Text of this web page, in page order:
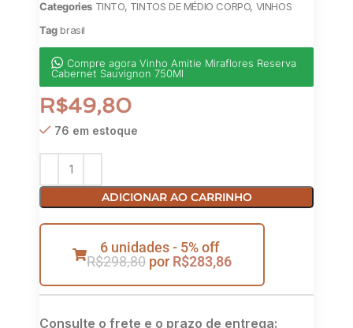
Categories TINTO, TINTOS DE MÉDIO CORPO, VINHOS
Tag brasil
Compre agora Vinho Amitie Miraflores Reserva
Cabernet Sauvignon 750Ml
R$49,80
76 em estoque
ADICIONAR AO CARRINHO
6 unidades - 5% off
R$298,80 por R$283,86
Consulte o frete e o prazo de entrega: